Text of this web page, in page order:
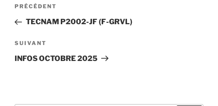
l’article
Article
précédent
PRÉCÉDENT
TECNAM P2002-JF (F-GRVL)
Article
suivant
SUIVANT
INFOS OCTOBRE 2025